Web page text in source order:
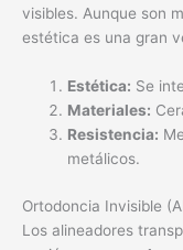
visibles. Aunque son
estética es una gran
Estética: Se
Materiales:
Resistencia:
metálicos.
Ortodoncia Invisible
Los alineadores